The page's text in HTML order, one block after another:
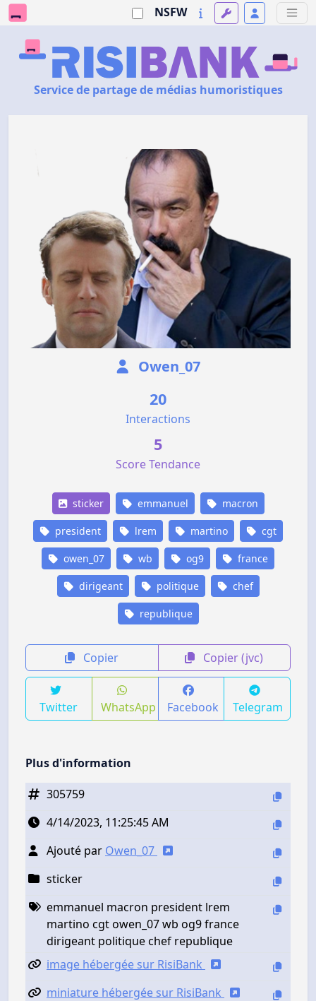
NSFW
Service de partage de médias humoristiques
Owen_07
20
Interactions
5
Score Tendance
sticker emmanuel macron
president lrem martino cgt
owen_07 wb og9 france
dirigeant politique chef
republique
Copier Copier (jvc)
Twitter WhatsApp Facebook Telegram
Plus d'information
305759
4/14/2023, 11:25:45 AM
Ajouté par Owen_07
sticker
emmanuel macron president lrem
martino cgt owen_07 wb og9 france
dirigeant politique chef republique
image hébergée sur RisiBank
miniature hébergée sur RisiBank